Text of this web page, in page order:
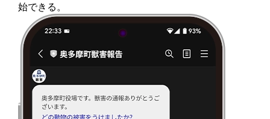
始できる。